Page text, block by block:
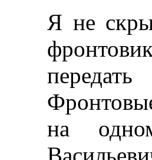
Я не
на